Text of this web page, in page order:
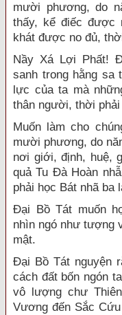
mười phương, do
thấy, kể điếc được
khát được no đủ,
Nầy Xá Lợi Phất!
sanh trong hằng
lực của ta mà
thân người, thời
Muốn làm cho
mười phương, do
nơi giới, định, huệ,
quả Tu Đà Hoàn
phải học Bát nhã ba
Đại Bồ Tát muốn
nhìn ngó như tượng
mật.
Đại Bồ Tát nguyện
cách đất bốn ngón
vô lượng chư
Vương đến Sắc